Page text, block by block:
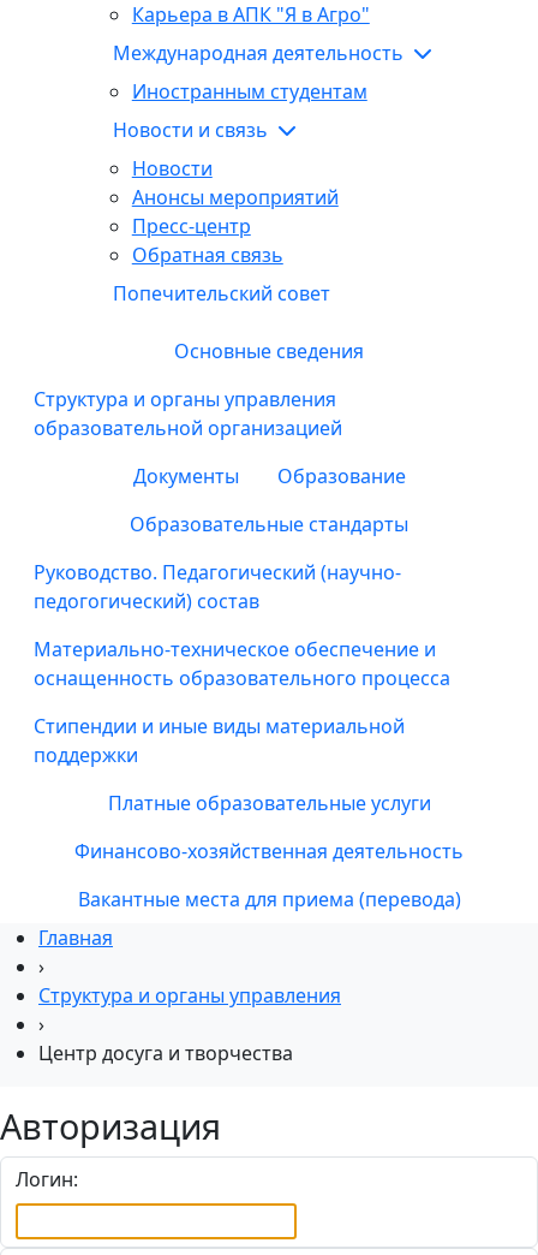
Карьера в АПК "Я в Агро"
Международная деятельность
Иностранным студентам
Новости и связь
Новости
Анонсы мероприятий
Пресс-центр
Обратная связь
Попечительский совет
Основные сведения
Структура и органы управления
образовательной организацией
Документы
Образование
Образовательные стандарты
Руководство. Педагогический (научно-
педогогический) состав
Материально-техническое обеспечение и
оснащенность образовательного процесса
Стипендии и иные виды материальной
поддержки
Платные образовательные услуги
Финансово-хозяйственная деятельность
Вакантные места для приема (перевода)
Главная
›
Структура и органы управления
›
Центр досуга и творчества
Авторизация
Логин: